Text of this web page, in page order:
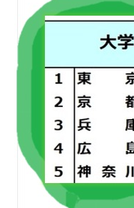
当所の特徴
サービス&料金
結婚相談所選び
会社概要